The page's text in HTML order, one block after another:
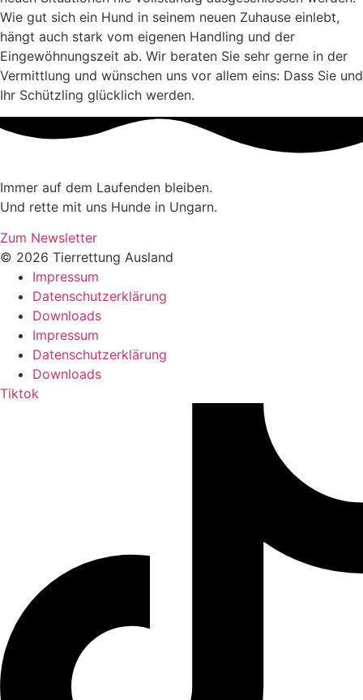
Wie gut sich ein Hund in seinem neuen Zuhause einlebt,
hängt auch stark vom eigenen Handling und der
Eingewöhnungszeit ab. Wir beraten Sie sehr gerne in der
Vermittlung und wünschen uns vor allem eins: Dass Sie und
Ihr Schützling glücklich werden.
Immer auf dem Laufenden bleiben.
Und rette mit uns Hunde in Ungarn.
Zum Newsletter
© 2026 Tierrettung Ausland
Impressum
Datenschutzerklärung
Downloads
Impressum
Datenschutzerklärung
Downloads
Tiktok